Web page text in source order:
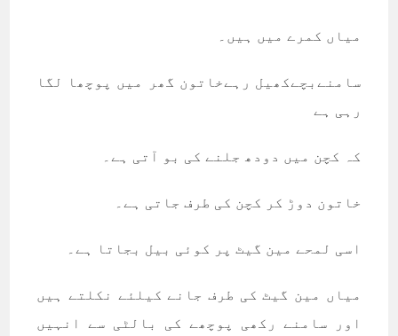
میاں کمرے میں ہیں۔
سامنےبچےکھیل رہےخاتون گھر میں پوچھا لگا
رہی ہے
کہ کچن میں دودھ جلنے کی بو آتی ہے۔
خاتون دوڑ کر کچن کی طرف جاتی ہے۔
اسی لمحے مین گیٹ پر کوئی بیل بجاتا ہے۔
میاں مین گیٹ کی طرف جانے کیلئے نکلتے ہیں
اور سامنے رکھی پوچھے کی بالٹی سے انہیں